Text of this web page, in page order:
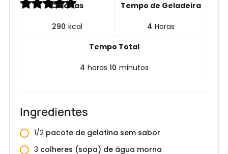
Calorias
290 kcal
Tempo de Geladeira
4 Horas
Tempo Total
4 horas 10 minutos
Ingredientes
1/2 pacote de gelatina sem sabor
3 colheres (sopa) de água morna